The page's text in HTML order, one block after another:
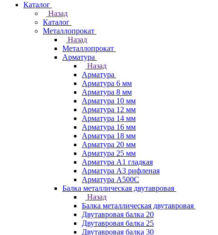
Каталог
Назад
Каталог
Металлопрокат
Назад
Металлопрокат
Арматура
Назад
Арматура
Арматура 6 мм
Арматура 8 мм
Арматура 10 мм
Арматура 12 мм
Арматура 14 мм
Арматура 16 мм
Арматура 18 мм
Арматура 20 мм
Арматура 25 мм
Арматура А1 гладкая
Арматура А3 рифленая
Арматура А500С
Балка металлическая двутавровая
Назад
Балка металлическая двутавровая
Двутавровая балка 20
Двутавровая балка 25
Двутавровая балка 30